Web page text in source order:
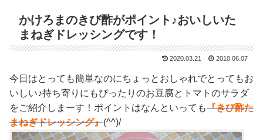
かけろまのきび酢がポイント♪おいしいた
まねぎドレッシングです！
2020.03.21 2010.06.07
今日はとっても簡単なのにちょっとおしゃれでとってもお
いしい♪持ち寄りにもぴったりのお豆腐とトマトのサラダ
をご紹介しまーす！ポイントはなんといっても『きび酢た
まねぎドレッシング』(^^)/